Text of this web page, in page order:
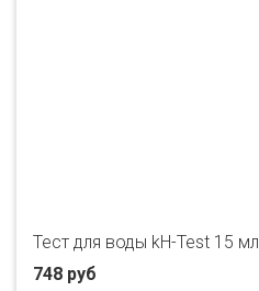
Тест для воды kH-Test 15 мл
748 руб